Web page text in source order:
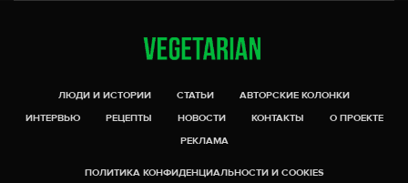
ЛЮДИ И ИСТОРИИ СТАТЬИ
АВТОРСКИЕ КОЛОНКИ
ИНТЕРВЬЮ
РЕЦЕПТЫ НОВОСТИ КОНТАКТЫ
О ПРОЕКТЕ
РЕКЛАМА
ПОЛИТИКА КОНФИДЕНЦИАЛЬНОСТИ И COOKIES